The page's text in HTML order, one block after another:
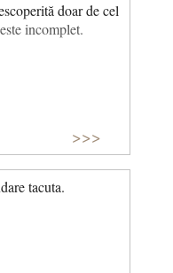
doar de cel
incomplet.
>>>
tacuta.